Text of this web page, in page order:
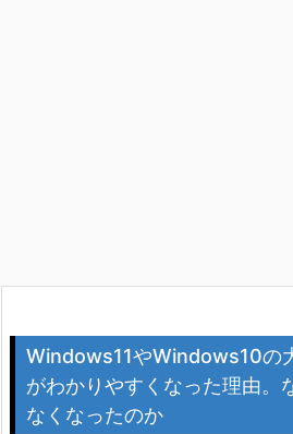
Windows11やWindows10の
がわかりやすくなった理由。
なくなったのか